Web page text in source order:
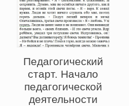
Педагогический
старт. Начало
педагогической
деятельности